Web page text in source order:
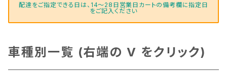
配達をご指定できる日は、14～28日営業日カートの備考欄に指定日
をご記入ください
車種別一覧 (右端の V をクリック)